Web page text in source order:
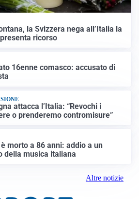
la Svizzera nega all’Italia la
ricorso
16enne comasco: accusato di
attacca l’Italia: “Revochi i
o prenderemo contromisure”
morto a 86 anni: addio a un
della musica italiana
Altre notizie